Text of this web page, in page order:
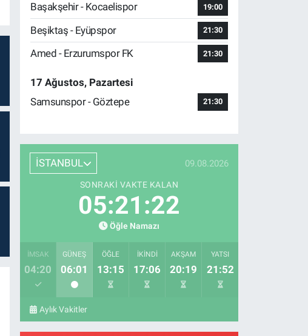
Başakşehir - Kocaelispor
19:00
Beşiktaş - Eyüpspor 21:30
Amed - Erzurumspor FK 21:30
17 Ağustos, Pazartesi
Samsunspor - Göztepe
21:30
İSTANBUL 09.08.2026
SONRAKI VAKTE KALAN
05:21:21
Öğle Namazı
İMSAK
04:20
GÜNEŞ
06:01
ÖĞLE
13:15
İKINDI
17:06
AKŞAM
20:19
YATSI
21:52
Aylık Vakitler